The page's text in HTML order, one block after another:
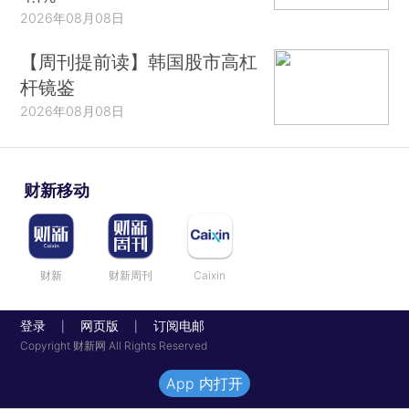
2026年08月08日
【周刊提前读】韩国股市高杠
杆镜鉴
2026年08月08日
财新移动
财新 财新周刊 Caixin
登录 网页版 订阅电邮
Copyright 财新网 All Rights Reserved
App 内打开